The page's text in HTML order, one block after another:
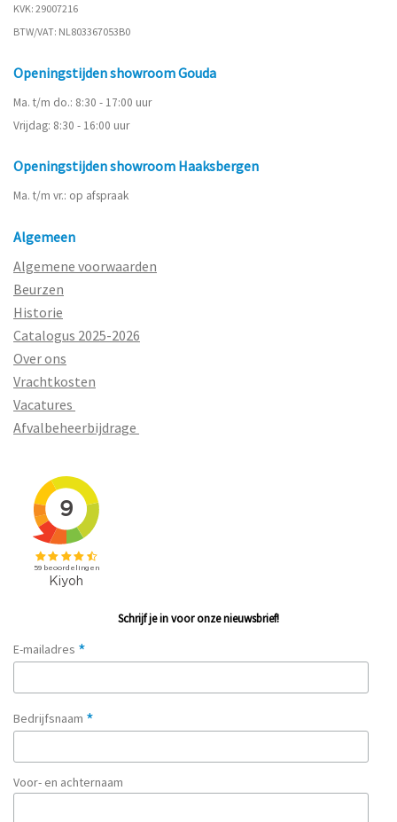
KVK: 29007216
BTW/VAT: NL803367053B0
Openingstijden showroom Gouda
Ma. t/m do.: 8:30 - 17:00 uur
Vrijdag: 8:30 - 16:00 uur
Openingstijden showroom Haaksbergen
Ma. t/m vr.: op afspraak
Algemeen
Algemene voorwaarden
Beurzen
Historie
Catalogus 2025-2026
Over ons
Vrachtkosten
Vacatures
Afvalbeheerbijdrage
Schrijf je in voor onze nieuwsbrief!
E-mailadres *
Bedrijfsnaam *
Voor- en achternaam